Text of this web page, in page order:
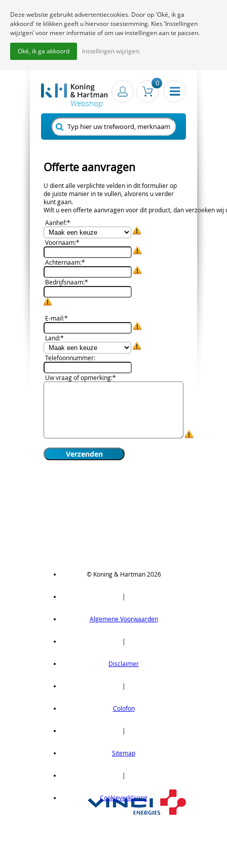
0
Offerte aanvragen
U dient alle verplichte velden in dit formulier op
de juiste manier in te vullen, alvorens u verder
kunt gaan.
Wilt u een offerte aanvragen voor dit product, dan verzoeken
Aanhef:*
Voornaam:*
Achternaam:*
Bedrijfsnaam:*
E-mail:*
Land:*
Telefoonnummer:
Uw vraag of opmerking:*
© Koning & Hartman 2026
|
Algemene Voorwaarden
|
Disclaimer
|
Colofon
|
Sitemap
|
Cookieverklaring
Deze website gebruikt advertentiecookies. Door op 'Oké, ik ga
akkoord' te klikken geeft u hiervoor toestemming. Kies ‘Instellingen
wijzigen’ voor meer informatie of om uw instellingen aan te passen.
Oké, ik ga akkoord Instellingen wijzigen.